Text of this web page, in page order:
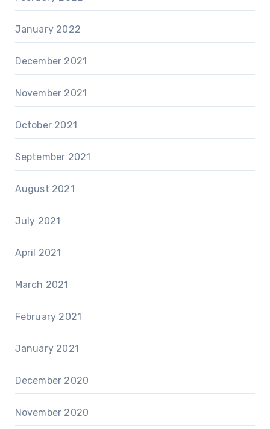
January 2022
December 2021
November 2021
October 2021
September 2021
August 2021
July 2021
April 2021
March 2021
February 2021
January 2021
December 2020
November 2020